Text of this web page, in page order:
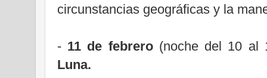
circunstancias geográficas y la
- 11 de febrero(noche del 10 al
Luna.